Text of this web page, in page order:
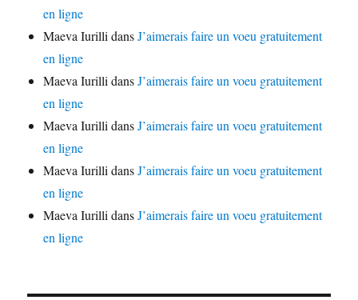
en ligne
Maeva Iurilli dansJ’aimerais faire un voeu gratuitement
en ligne
Maeva Iurilli dansJ’aimerais faire un voeu gratuitement
en ligne
Maeva Iurilli dansJ’aimerais faire un voeu gratuitement
en ligne
Maeva Iurilli dansJ’aimerais faire un voeu gratuitement
en ligne
Maeva Iurilli dansJ’aimerais faire un voeu gratuitement
en ligne